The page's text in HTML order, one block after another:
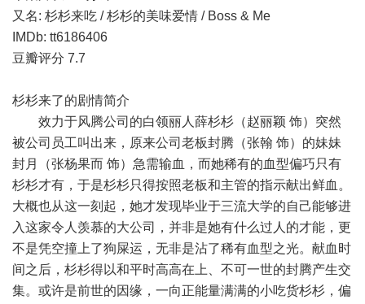
又名: 杉杉来吃 / 杉杉的美味爱情 / Boss & Me
IMDb: tt6186406
豆瓣评分 7.7
杉杉来了的剧情简介
效力于风腾公司的白领丽人薛杉杉（赵丽颖 饰）突然
被公司员工叫出来，原来公司老板封腾（张翰 饰）的妹妹
封月（张杨果而 饰）急需输血，而她稀有的血型偏巧只有
杉杉才有，于是杉杉只得按照老板和主管的指示献出鲜血。
大概也从这一刻起，她才发现毕业于三流大学的自己能够进
入这家令人羡慕的大公司，并非是她有什么过人的才能，更
不是凭空撞上了狗屎运，无非是沾了稀有血型之光。献血时
间之后，杉杉得以和平时高高在上、不可一世的封腾产生交
集。或许是前世的因缘，一向正能量满满的小吃货杉杉，偏